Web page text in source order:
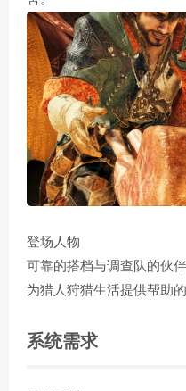
登场人物
可靠的搭档与调查队的伙伴
为猎人狩猎生活提供帮助
系统需求